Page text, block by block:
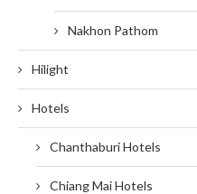
Nakhon Pathom
Hilight
Hotels
Chanthaburi Hotels
Chiang Mai Hotels